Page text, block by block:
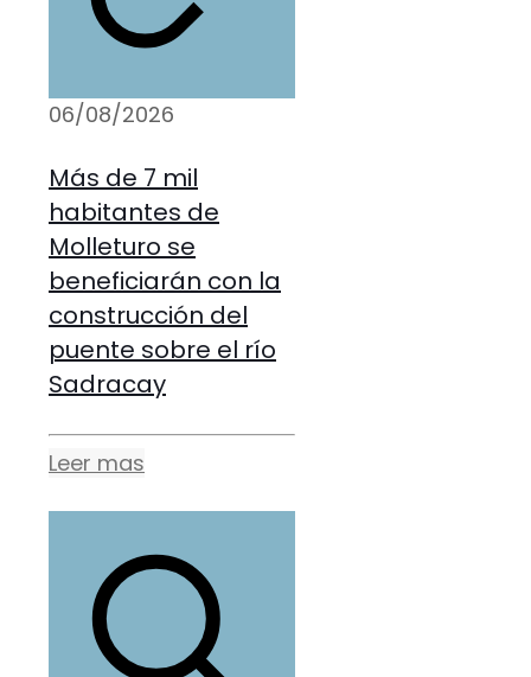
06/08/2026
Más de 7 mil
habitantes de
Molleturo se
beneficiarán con la
construcción del
puente sobre el río
Sadracay
Leer mas